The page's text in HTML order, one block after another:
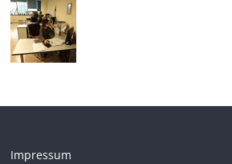
Impressum